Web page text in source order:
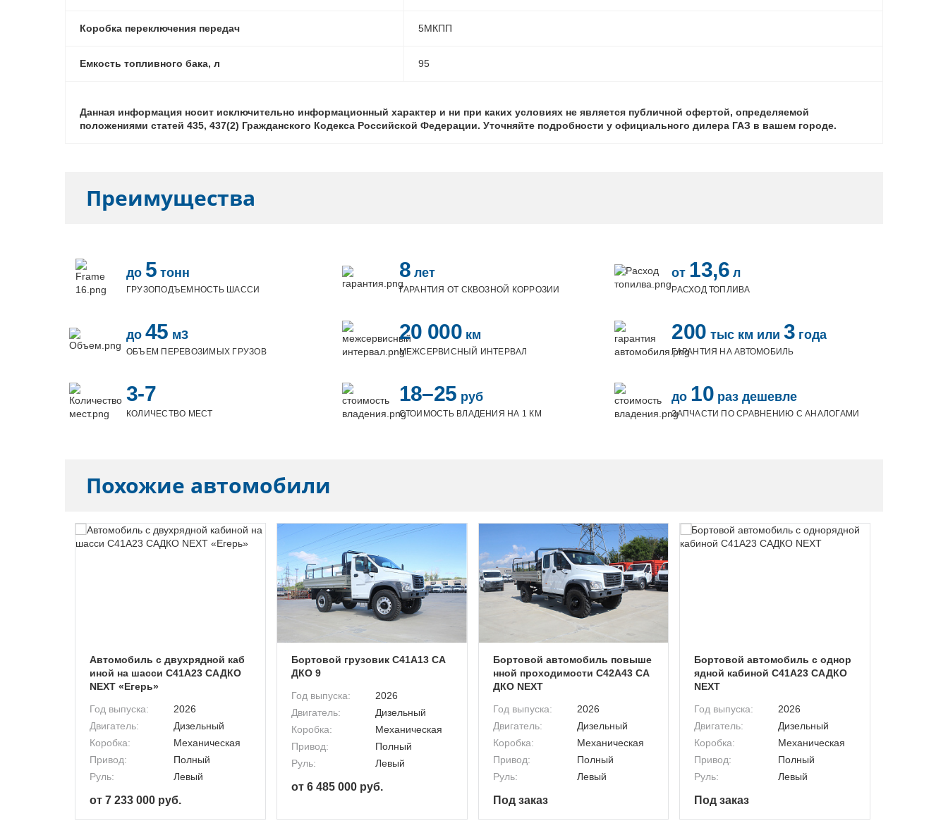
Коробка переключения передач 5МКПП
Емкость топливного бака, л 95
Данная информация носит исключительно информационный характер и ни при каких условиях не является публичной офертой, определяемой
положениями статей 435, 437(2) Гражданского Кодекса Российской Федерации. Уточняйте подробности у официального дилера ГАЗ в вашем городе.
Преимущества
до 5 тонн
ГРУЗОПОДЪЕМНОСТЬ ШАССИ
8 лет
ГАРАНТИЯ ОТ СКВОЗНОЙ КОРРОЗИИ
от 13,6 л
РАСХОД ТОПЛИВА
до 45 м3
ОБЪЕМ ПЕРЕВОЗИМЫХ ГРУЗОВ
20 000 км
МЕЖСЕРВИСНЫЙ ИНТЕРВАЛ
200 тыс км или 3 года
ГАРАНТИЯ НА АВТОМОБИЛЬ
3-7
КОЛИЧЕСТВО МЕСТ
18–25 руб
СТОИМОСТЬ ВЛАДЕНИЯ НА 1 КМ
до 10 раз дешевле
ЗАПЧАСТИ ПО СРАВНЕНИЮ С АНАЛОГАМИ
Похожие автомобили
Автомобиль с двухрядной каб
иной на шасси C41A23 САДКО
NEXT «Егерь»
Год выпуска:
2026
Двигатель:
Дизельный
Коробка:
Механическая
Привод:
Полный
Руль:
Левый
от 7 233 000 руб.
Бортовой грузовик C41A13 СА
ДКО 9
Год выпуска:
2026
Двигатель:
Дизельный
Коробка:
Механическая
Привод:
Полный
Руль:
Левый
от 6 485 000 руб.
Бортовой автомобиль повыше
нной проходимости C42A43 СА
ДКО NEXT
Год выпуска:
2026
Двигатель:
Дизельный
Коробка:
Механическая
Привод:
Полный
Руль:
Левый
Под заказ
Бортовой автомобиль с однор
ядной кабиной C41A23 САДКО
NEXT
Год выпуска:
2026
Двигатель:
Дизельный
Коробка:
Механическая
Привод:
Полный
Руль:
Левый
Под заказ